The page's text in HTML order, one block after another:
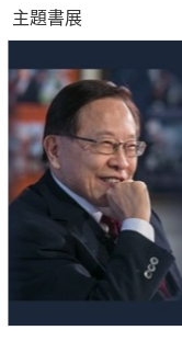
主題書展